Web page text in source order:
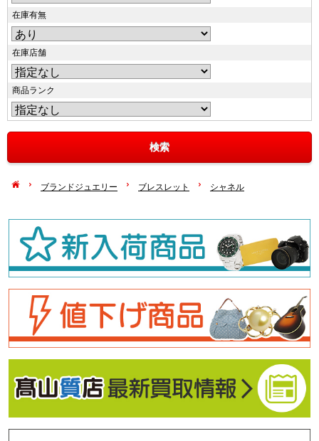
在庫有無
在庫店舗
商品ランク
ブランドジュエリー ブレスレット シャネル